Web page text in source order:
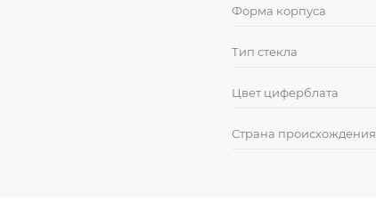
Форма корпуса
Тип стекла
Цвет циферблата
Страна происхождения